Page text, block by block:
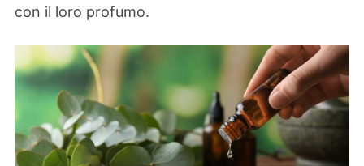
con il loro profumo.